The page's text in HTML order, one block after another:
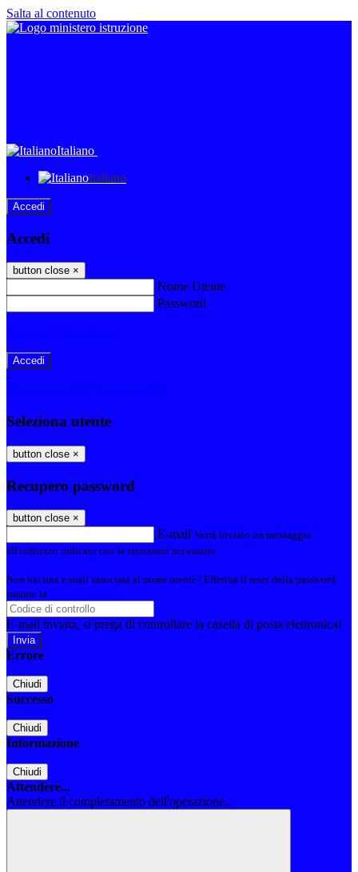
Salta al contenuto
Italiano
Italiano
Accedi
Accedi
button close ×
Nome Utente
Password
-
Seleziona utente
button close ×
Recupero password
button close ×
E-mail Verrà inviato un messaggio
all'indirizzo indicato con le istruzioni necessarie.
Non hai una e-mail associata al nome utente? Effettua il reset della password
tramite la
E-mail inviata, si prega di controllare la casella di posta elettronica!
Errore
Chiudi
Successo
Chiudi
Informazione
Chiudi
Attendere...
Attendere il completamento dell'operazione...